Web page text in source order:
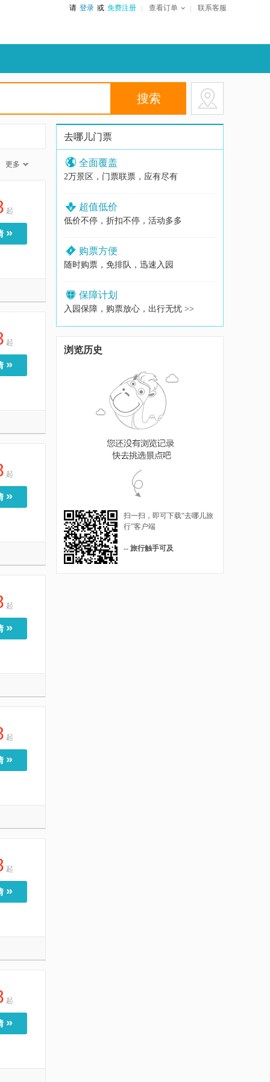
请 登录 或 免费注册 查看订单 联系客服
更多
起
»
起
»
起
»
起
»
起
»
起
»
起
»
去哪儿门票
全面覆盖
2万景区，门票联票，应有尽有
超值低价
低价不停，折扣不停，活动多多
购票方便
随时购票，免排队，迅速入园
保障计划
入园保障，购票放心，出行无忧 >>
浏览历史
扫一扫，即可下载“去哪儿旅
行”客户端
-- 旅行触手可及